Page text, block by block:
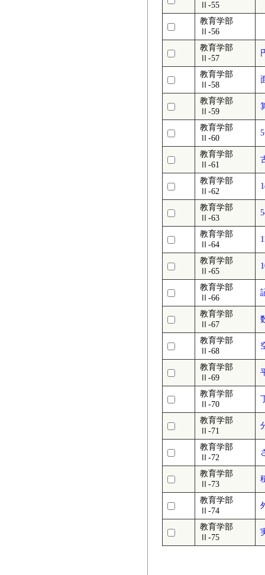
Ⅱ-55
教育学部
Ⅱ-56
教育学部
Ⅱ-57
教育学部
Ⅱ-58
教育学部
Ⅱ-59
教育学部
Ⅱ-60
教育学部
Ⅱ-61
教育学部
Ⅱ-62
教育学部
Ⅱ-63
教育学部
Ⅱ-64
教育学部
Ⅱ-65
教育学部
Ⅱ-66
教育学部
Ⅱ-67
教育学部
Ⅱ-68
教育学部
Ⅱ-69
教育学部
Ⅱ-70
教育学部
Ⅱ-71
教育学部
Ⅱ-72
教育学部
Ⅱ-73
教育学部
Ⅱ-74
教育学部
Ⅱ-75